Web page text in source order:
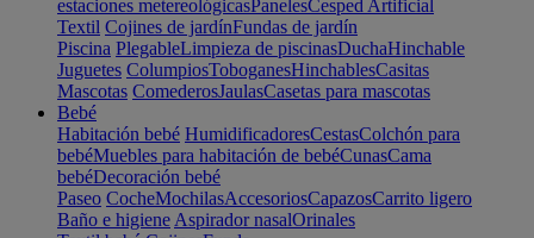
estaciones metereológicasPanelesCesped Artificial
Textil Cojines de jardínFundas de jardín
Piscina PlegableLimpieza de piscinasDuchaHinchable
Juguetes ColumpiosToboganesHinchablesCasitas
Mascotas ComederosJaulasCasetas para mascotas
Bebé
Habitación bebé HumidificadoresCestasColchón para
bebéMuebles para habitación de bebéCunasCama
bebéDecoración bebé
Paseo CocheMochilasAccesoriosCapazosCarrito ligero
Baño e higiene Aspirador nasalOrinales